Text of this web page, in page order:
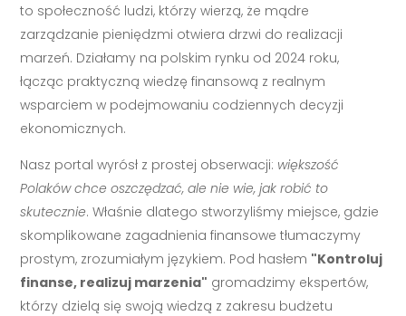
to społeczność ludzi, którzy wierzą, że mądre
zarządzanie pieniędzmi otwiera drzwi do realizacji
marzeń. Działamy na polskim rynku od 2024 roku,
łącząc praktyczną wiedzę finansową z realnym
wsparciem w podejmowaniu codziennych decyzji
ekonomicznych.
Nasz portal wyrósł z prostej obserwacji: większość
Polaków chce oszczędzać, ale nie wie, jak robić to
skutecznie. Właśnie dlatego stworzyliśmy miejsce, gdzie
skomplikowane zagadnienia finansowe tłumaczymy
prostym, zrozumiałym językiem. Pod hasłem "Kontroluj
finanse, realizuj marzenia" gromadzimy ekspertów,
którzy dzielą się swoją wiedzą z zakresu budżetu